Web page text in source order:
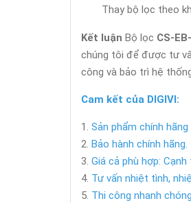
Thay bộ lọc theo
Kết luận Bộ lọc CS-
chúng tôi để được tư
công và bảo trì hệ
Cam kết của DIGIVI:
Sản phẩm chính hãng
Bảo hành chính hãng.
Giá cả phù hợp: Cạnh
Tư vấn nhiệt tình,
Thi công nhanh